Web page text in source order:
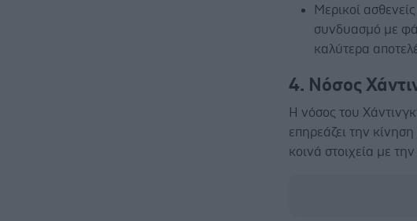
Μερικοί
συνδυασμό με
καλύτερα
4. Νόσος
Η νόσος του
επηρεάζει την
κοινά στοιχεία με